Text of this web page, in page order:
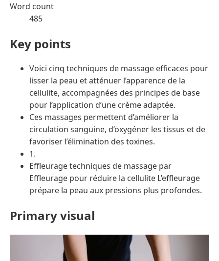
Word count
485
Key points
Voici cinq techniques de massage efficaces pour
lisser la peau et atténuer l’apparence de la
cellulite, accompagnées des principes de base
pour l’application d’une crème adaptée.
Ces massages permettent d’améliorer la
circulation sanguine, d’oxygéner les tissus et de
favoriser l’élimination des toxines.
1.
Effleurage techniques de massage par
Effleurage pour réduire la cellulite L’effleurage
prépare la peau aux pressions plus profondes.
Primary visual